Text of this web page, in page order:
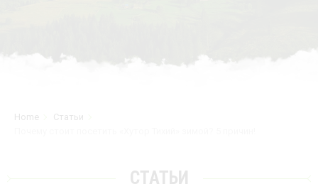
Home
Статьи
СТАТЬИ